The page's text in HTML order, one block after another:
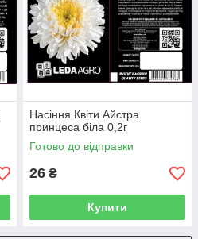
Насіння Квіти Айстра
принцеса біла 0,2г
Готово до відправки
26 ₴
Купити